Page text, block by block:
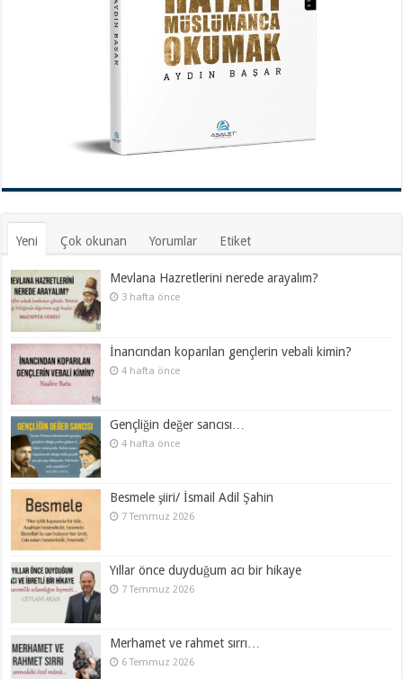
Yeni Çok okunan Yorumlar Etiket
Mevlana Hazretlerini nerede arayalım?
3 hafta önce
İnancından koparılan gençlerin vebali kimin?
4 hafta önce
Gençliğin değer sancısı…
4 hafta önce
Besmele şiiri/ İsmail Adil Şahin
7 Temmuz 2026
Yıllar önce duyduğum acı bir hikaye
7 Temmuz 2026
Merhamet ve rahmet sırrı…
6 Temmuz 2026